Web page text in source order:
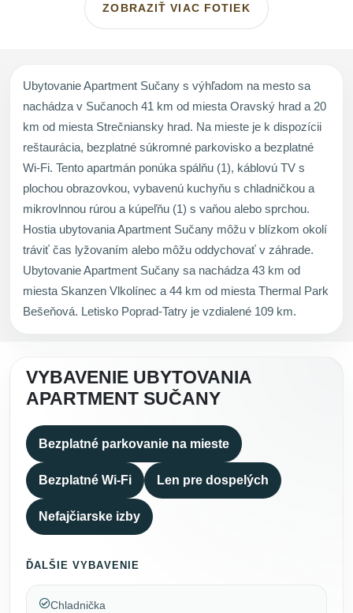
ZOBRAZIŤ VIAC FOTIEK
Ubytovanie Apartment Sučany s výhľadom na mesto sa
nachádza v Sučanoch 41 km od miesta Oravský hrad a 20
km od miesta Strečniansky hrad. Na mieste je k dispozícii
reštaurácia, bezplatné súkromné parkovisko a bezplatné
Wi-Fi. Tento apartmán ponúka spálňu (1), káblovú TV s
plochou obrazovkou, vybavenú kuchyňu s chladničkou a
mikrovlnnou rúrou a kúpeľňu (1) s vaňou alebo sprchou.
Hostia ubytovania Apartment Sučany môžu v blízkom okolí
tráviť čas lyžovaním alebo môžu oddychovať v záhrade.
Ubytovanie Apartment Sučany sa nachádza 43 km od
miesta Skanzen Vlkolínec a 44 km od miesta Thermal Park
Bešeňová. Letisko Poprad-Tatry je vzdialené 109 km.
VYBAVENIE UBYTOVANIA
APARTMENT SUČANY
Bezplatné parkovanie na mieste
Bezplatné Wi-Fi Len pre dospelých
Nefajčiarske izby
ĎALŠIE VYBAVENIE
Chladnička